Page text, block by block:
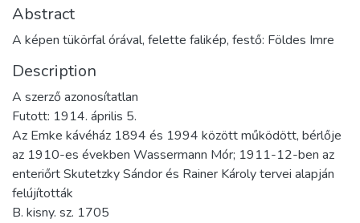
Abstract
A képen tükörfal órával, felette falikép, festő: Földes Imre
Description
A szerző azonosítatlan
Futott: 1914. április 5.
Az Emke kávéház 1894 és 1994 között működött, bérlője
az 1910-es években Wassermann Mór; 1911-12-ben az
enteriőrt Skutetzky Sándor és Rainer Károly tervei alapján
felújították
B. kisny. sz. 1705